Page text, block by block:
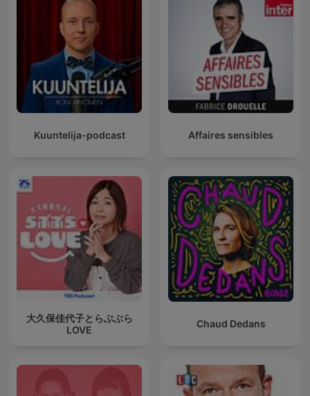
Kuuntelija-podcast Affaires sensibles
大久保佳代子とらぶぶら
LOVE
Chaud Dedans